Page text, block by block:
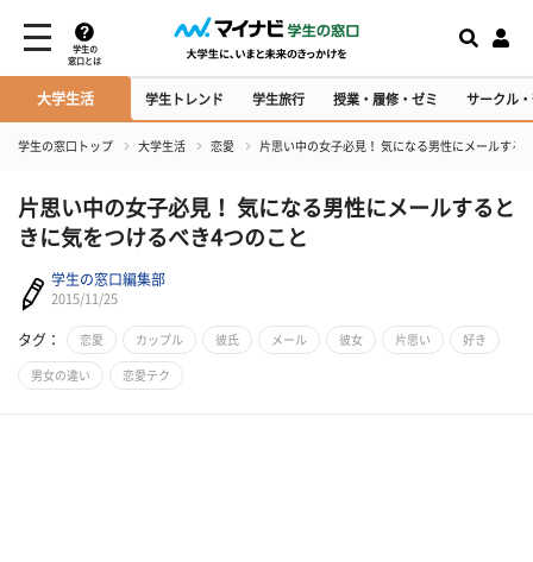
学生の
窓口とは
大学生活 学生トレンド 学生旅行 授業・履修・ゼミ サークル
学生の窓口トップ 大学生活 恋愛 片思い中の女子必見！ 気になる男性にメールする
片思い中の女子必見！ 気になる男性にメールすると
きに気をつけるべき4つのこと
学生の窓口編集部
2015/11/25
タグ： 恋愛 カップル 彼氏 メール 彼女 片思い 好き
男女の違い 恋愛テク